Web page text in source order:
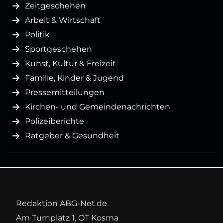
Zeitgeschehen
Arbeit & Wirtschaft
Politik
Sportgeschehen
Kunst, Kultur & Freizeit
Familie, Kinder & Jugend
Pressemitteilungen
Kirchen- und Gemeindenachrichten
Polizeiberichte
Ratgeber & Gesundheit
Redaktion ABG-Net.de
Am Turnplatz 1, OT Kosma